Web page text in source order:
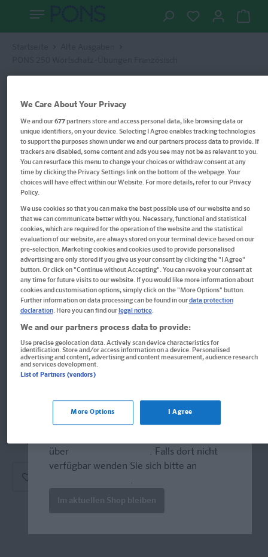
PONS 250 Wortschatz-Übungen
Französisch
Für Anfänger und Fortgeschrittene. Mit ausführlichen
Lösungen.
Format: 15,0 x 21,0 cm, 176 Seiten
ISBN: 978-3-12-562675-1
Welcome!
über
. Falls dort nicht
verfügbar wenden Sie sich bitte an
.
Im aktuellen Shop bleiben
We Care About Your Privacy
We and our677partners store and access personal data, like browsing data or
unique identifiers, on your device. Selecting I Agree enables tracking technologies
to support the purposes shown under we and our partners process data to provide. If
trackers are disabled, some content and ads you see may not be as relevant to you.
You can resurface this menu to change your choices or withdraw consent at any
time by clicking the Privacy Settings link on the bottom of the webpage. Your
choices will have effect within our Website. For more details, refer to our Privacy
Policy.
We use cookies so that you can make the best possible use of our website and so
that we can communicate better with you. Necessary, functional and statistical
cookies, which are required for the operation of the website and the statistical
evaluation of our website, are always stored on your terminal device based on our
pre-selection. Marketing cookies and cookies used to provide personalised
advertising are only stored if you give us your consent by clicking the "I Agree"
button. Or click on "Continue without Accepting". You can revoke your consent at
any time for future visits to our website. If you would like more information about
cookies and customisation options, simply click on the "More Options" button.
Further information on data processing can be found in ourdata protection
declaration. Here you can find ourlegal notice.
We and our partners process data to provide:
Use precise geolocation data. Actively scan device characteristics for
identification. Store and/or access information on a device. Personalised
advertising and content, advertising and content measurement, audience research
and services development.
List of Partners (vendors)
More Options I Agree